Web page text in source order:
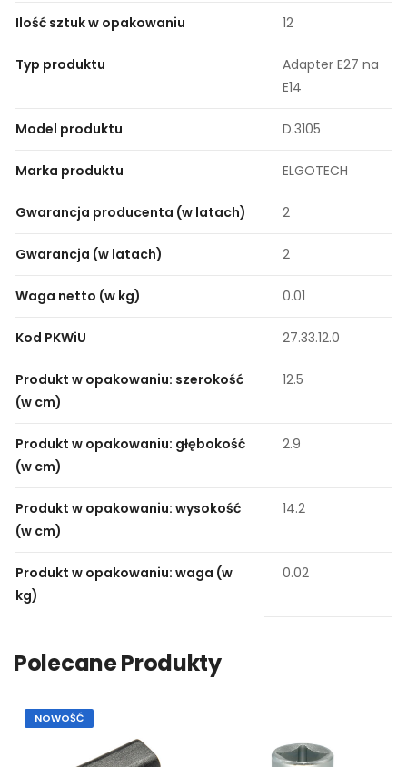
Ilość sztuk w opakowaniu 12
Typ produktu
Adapter E27 na
E14
Model produktu D.3105
Marka produktu ELGOTECH
Gwarancja producenta (w latach) 2
Gwarancja (w latach) 2
Waga netto (w kg) 0.01
Kod PKWiU 27.33.12.0
Produkt w opakowaniu: szerokość
(w cm)
12.5
Produkt w opakowaniu: głębokość
(w cm)
2.9
Produkt w opakowaniu: wysokość
(w cm)
14.2
Produkt w opakowaniu: waga (w
kg)
0.02
Polecane Produkty
NOWOŚĆ